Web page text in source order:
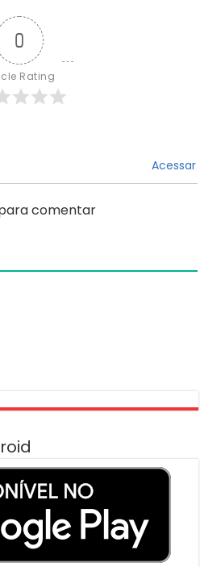
0
Rating
Acessar
comentar